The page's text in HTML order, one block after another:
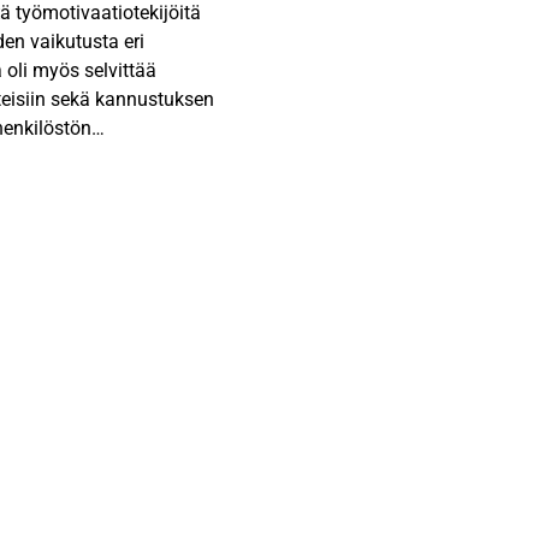
työmotivaatiotekijöitä
vaikutusta eri
oli myös selvittää
sekä kannustuksen
ja